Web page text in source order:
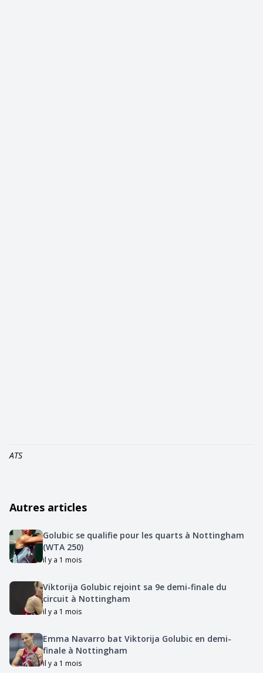
ATS
Autres articles
Golubic se qualifie pour les quarts à Nottingham
(WTA 250)
il y a 1 mois
Viktorija Golubic rejoint sa 9e demi-finale du
circuit à Nottingham
il y a 1 mois
Emma Navarro bat Viktorija Golubic en demi-
finale à Nottingham
il y a 1 mois